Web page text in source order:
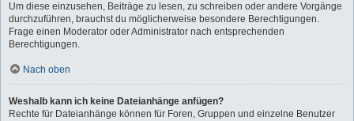
Um diese einzusehen, Beiträge zu lesen, zu schreiben oder andere Vorgänge
durchzuführen, brauchst du möglicherweise besondere Berechtigungen.
Frage einen Moderator oder Administrator nach entsprechenden
Berechtigungen.
Nach oben
Weshalb kann ich keine Dateianhänge anfügen?
Rechte für Dateianhänge können für Foren, Gruppen und einzelne Benutzer